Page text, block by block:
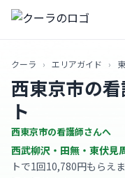
クーラ › エリアガイド ›
西東京市の
ト
西東京市の看護師さんへ
西武柳沢・田無・東伏見
トで1回10,780円もらえ